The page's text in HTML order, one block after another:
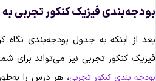
فیزیک کنکور تجربی به
از اینکه به جدول بودجه‌بندی نگاه
کنکور تجربی نیز می‌تواند برای شما
‌بندی کنکور تجربی، هر درس را